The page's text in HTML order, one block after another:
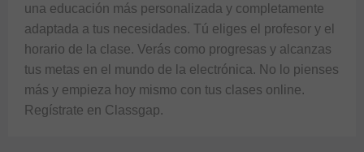
una educación más personalizada y completamente
adaptada a tus necesidades. Tú eliges el profesor y el
horario de la clase. Verás como progresas y alcanzas
tus metas en el mundo de la electrónica. No lo pienses
más y empieza hoy mismo con tus clases online.
Regístrate en Classgap.